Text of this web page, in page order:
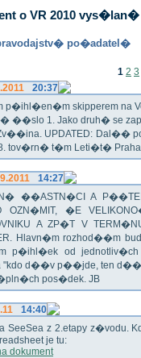
o VR 2010
po�adatel�
1 2 3
20:37
p�ihl�en�m skipperem na
��slo 1. Jako druh� se
UPDATED: Dal��
tov�rn� t�m Leti�t� Praha
14:27
��ASTN�CI A
OZN�MIT, �E
A ZP�T V
Hlavn�m rozhod��m
p�ihl�ek od
"kdo d��v p��jde, ten
pos�dek. JB
14:40
SeeSea z 2.etapy z�vodu.
je tu:
dokument